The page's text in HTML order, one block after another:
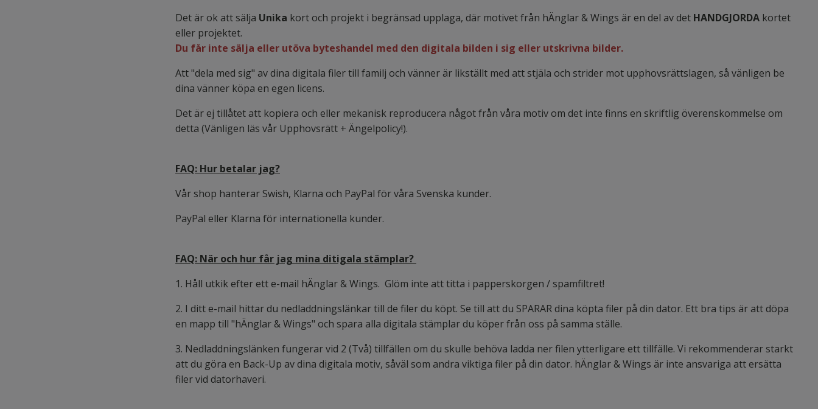
Det är ok att sälja Unika kort och projekt i begränsad upplaga, där motivet från hÄnglar & Wings är en del av det HANDGJORDA kortet
eller projektet.
Du får inte sälja eller utöva byteshandel med den digitala bilden i sig eller utskrivna bilder.
Att "dela med sig" av dina digitala filer till familj och vänner är likställt med att stjäla och strider mot upphovsrättslagen, så vänligen be
dina vänner köpa en egen licens.
Det är ej tillåtet att kopiera och eller mekanisk reproducera något från våra motiv om det inte finns en skriftlig överenskommelse om
detta (Vänligen läs vår Upphovsrätt + Ängelpolicy!).
FAQ: Hur betalar jag?
Vår shop hanterar Swish, Klarna och PayPal för våra Svenska kunder.
PayPal eller Klarna för internationella kunder.
FAQ: När och hur får jag mina ditigala stämplar?
1. Håll utkik efter ett e-mail hÄnglar & Wings. Glöm inte att titta i papperskorgen / spamfiltret!
2. I ditt e-mail hittar du nedladdningslänkar till de filer du köpt. Se till att du SPARAR dina köpta filer på din dator. Ett bra tips är att döpa
en mapp till "hÄnglar & Wings" och spara alla digitala stämplar du köper från oss på samma ställe.
3. Nedladdningslänken fungerar vid 2 (Två) tillfällen om du skulle behöva ladda ner filen ytterligare ett tillfälle. Vi rekommenderar starkt
att du göra en Back-Up av dina digitala motiv, såväl som andra viktiga filer på din dator. hÄnglar & Wings är inte ansvariga att ersätta
filer vid datorhaveri.